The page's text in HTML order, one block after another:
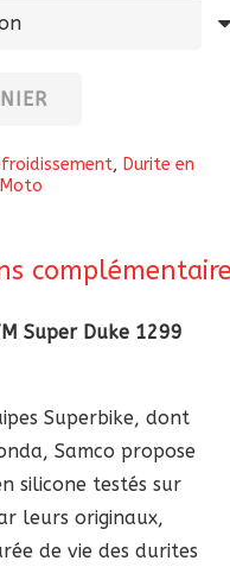
, Durite en
Moto
Super Duke 1299
Superbike, dont
Samco propose
silicone testés sur
leurs originaux,
de vie des durites